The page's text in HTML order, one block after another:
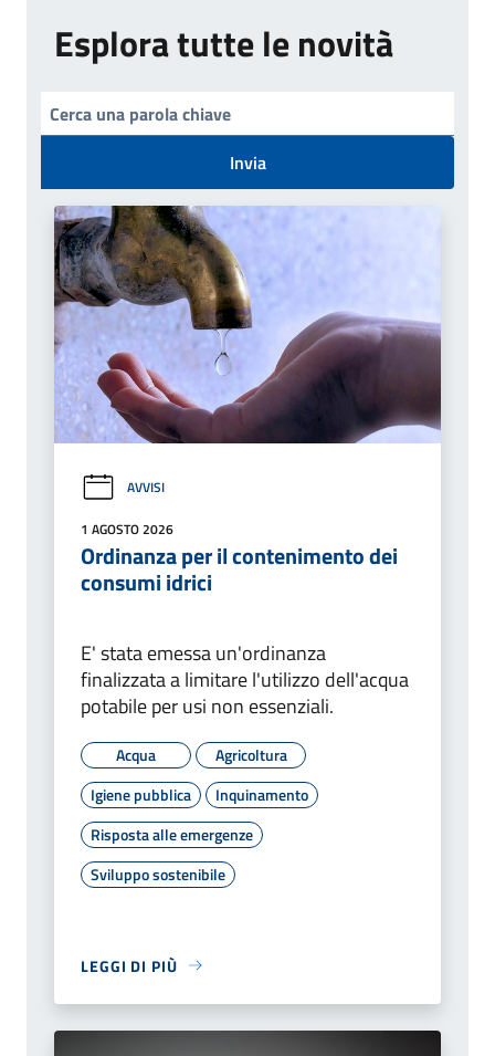
Esplora tutte le novità
Invia
AVVISI
1 AGOSTO 2026
Ordinanza per il contenimento dei
consumi idrici
E' stata emessa un'ordinanza
finalizzata a limitare l'utilizzo dell'acqua
potabile per usi non essenziali.
Acqua
Agricoltura
Igiene pubblica
Inquinamento
Risposta alle emergenze
Sviluppo sostenibile
LEGGI DI PIÙ